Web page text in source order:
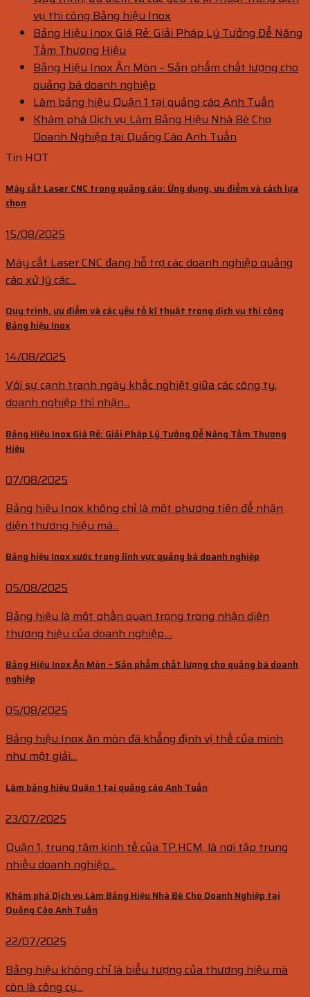
vụ thi công Bảng hiệu Inox
Bảng Hiệu Inox Giá Rẻ: Giải Pháp Lý Tưởng Để Nâng
Tầm Thương Hiệu
Bảng Hiệu Inox Ăn Mòn – Sản phẩm chất lượng cho
quảng bá doanh nghiệp
Làm bảng hiệu Quận 1 tại quảng cáo Anh Tuấn
Khám phá Dịch vụ Làm Bảng Hiệu Nhà Bè Cho
Doanh Nghiệp tại Quảng Cáo Anh Tuấn
Tin HOT
Máy cắt Laser CNC trong quảng cáo: Ứng dụng, ưu điểm và cách lựa
chọn
15/08/2025
Máy cắt Laser CNC đang hỗ trợ các doanh nghiệp quảng
cáo xử lý các...
Quy trình, ưu điểm và các yếu tố kĩ thuật trong dịch vụ thi công
Bảng hiệu Inox
14/08/2025
Với sự cạnh tranh ngày khắc nghiệt giữa các công ty,
doanh nghiệp thì nhận...
Bảng Hiệu Inox Giá Rẻ: Giải Pháp Lý Tưởng Để Nâng Tầm Thương
Hiệu
07/08/2025
Bảng hiệu Inox không chỉ là một phương tiện để nhận
diện thương hiệu mà...
Bảng hiệu Inox xước trong lĩnh vực quảng bá doanh nghiệp
05/08/2025
Bảng hiệu là một phần quan trọng trong nhận diện
thương hiệu của doanh nghiệp....
Bảng Hiệu Inox Ăn Mòn – Sản phẩm chất lượng cho quảng bá doanh
nghiệp
05/08/2025
Bảng hiệu Inox ăn mòn đã khẳng định vị thế của mình
như một giải...
Làm bảng hiệu Quận 1 tại quảng cáo Anh Tuấn
23/07/2025
Quận 1, trung tâm kinh tế của TP.HCM, là nơi tập trung
nhiều doanh nghiệp...
Khám phá Dịch vụ Làm Bảng Hiệu Nhà Bè Cho Doanh Nghiệp tại
Quảng Cáo Anh Tuấn
22/07/2025
Bảng hiệu không chỉ là biểu tượng của thương hiệu mà
còn là công cụ...